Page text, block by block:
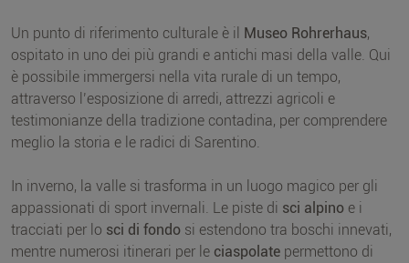
Un punto di riferimento culturale è il Museo Rohrerhaus,
ospitato in uno dei più grandi e antichi masi della valle. Qui
è possibile immergersi nella vita rurale di un tempo,
attraverso l’esposizione di arredi, attrezzi agricoli e
testimonianze della tradizione contadina, per comprendere
meglio la storia e le radici di Sarentino.
In inverno, la valle si trasforma in un luogo magico per gli
appassionati di sport invernali. Le piste di sci alpino e i
tracciati per lo sci di fondo si estendono tra boschi innevati,
mentre numerosi itinerari per le ciaspolate permettono di